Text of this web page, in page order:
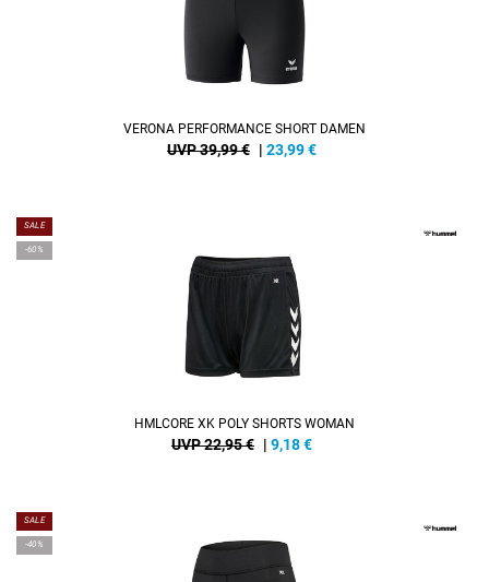
VERONA PERFORMANCE SHORT DAMEN
UVP 39,99 € | 23,99€
SALE
-60%
HMLCORE XK POLY SHORTS WOMAN
UVP 22,95 € | 9,18€
SALE
-40%